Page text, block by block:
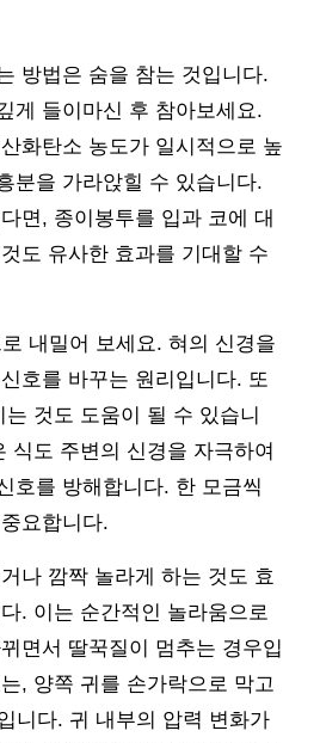
방법은 숨을 참는 것입니다.
게 들이마신 후 참아보세요.
화탄소 농도가 일시적으로 높
분을 가라앉힐 수 있습니다.
면, 종이봉투를 입과 코에 대
도 유사한 효과를 기대할 수
내밀어 보세요. 혀의 신경을
호를 바꾸는 원리입니다. 또
것도 도움이 될 수 있습니
식도 주변의 신경을 자극하여
호를 방해합니다. 한 모금씩
요합니다.
나 깜짝 놀라게 하는 것도 효
. 이는 순간적인 놀라움으로
면서 딸꾹질이 멈추는 경우입
, 양쪽 귀를 손가락으로 막고
니다. 귀 내부의 압력 변화가